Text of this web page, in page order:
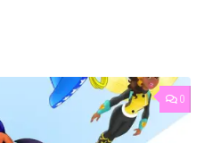
0